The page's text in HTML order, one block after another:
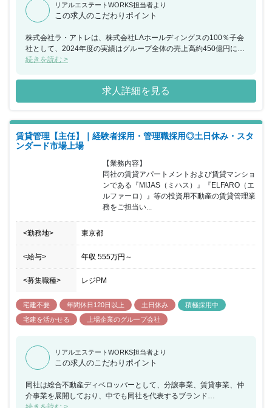
リアルエステートWORKS担当者より
この求人のこだわりポイント
株式会社ラ・アトレは、株式会社LAホールディングスの100％子会
社として、2024年度の実績はグループ全体の売上高約450億円に対
し、株式会社ラ・アトレの売上高は約270億円とグループ内の中核
主力事業として、中古不動産の売買事業、土地開発事業等総合的な
不動産事業を行っております。 特に新築開発では次の2点を強みと
しています。 ①ユニークな物件コンセプトにより、同エリアの競合
により使う人の利便性を向上させ、高い対価を得る、物件の高収益
化。
続きを読む >
求人詳細を見る
賃貸管理【主任】｜経験者採用・管理職採用◎土日休み・スタ
ンダード市場上場
【業務内容】
同社の賃貸アパートメントおよび賃貸マンショ
ンである『MIJAS（ミハス）』『ELFARO（エ
ルファーロ）』等の投資用不動産の賃貸管理業
務をご担当い...
<勤務地> 東京都
<給与> 年収 555万円 ～
<募集職種> レジPM
宅建不要 年間休日120日以上 土日休み
積極採用中
宅建を活かせる
上場企業のグループ会社
リアルエステートWORKS担当者より
この求人のこだわりポイント
同社は総合不動産ディベロッパーとして、分譲事業、賃貸事業、仲
介事業を展開しており、中でも同社を代表するブランド